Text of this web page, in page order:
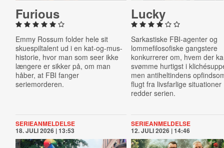
Furious
Emmy Rossum folder hele sit
skuespiltalent ud i en kat-og-mus-
historie, hvor man som seer ikke
længere er sikker på, om man
håber, at FBI fanger
seriemorderen.
Lucky
Sarkastiske FBI-agenter og
lommefilosofiske gangstere
konkurrerer om, hvem der
svømme hurtigst i
men antiheltindens
flugt fra livsfarlige situationer
redder serien.
SERIEANMELDELSE
18. JULI 2026 | 13:53
SERIEANMELDELSE
12. JULI 2026 | 14:46